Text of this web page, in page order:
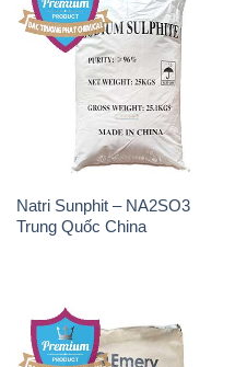
Natri Sunphit – NA2SO3
Trung Quốc China